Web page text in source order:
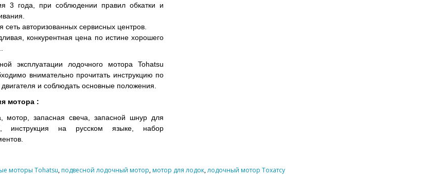
3 года, при соблюдении правил обкатки и
сеть авторизованных сервисных центров.
конкурентная цена по истине хорошего
эксплуатации лодочного мотораTohatsu
внимательно прочитать инструкцию по
двигателя и соблюдать основные положения.
мотора :
мотор, запасная свеча, запасной шнур для
инструкция на русском языке, набор
моторы Tohatsu,подвесной лодочный мотор,мотор для лодок,лодочный мотор Тохатсу